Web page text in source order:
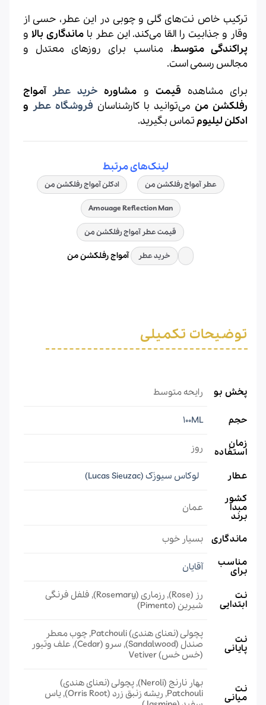
ترکیب خاص نت‌های گلی و چوبی در این عطر، حسی از
وقار و جذابیت را القا می‌کند. این عطر باماندگاری بالاو
پراکندگی متوسط، مناسب برای روزهای معتدل و
مجالس رسمی است.
برای مشاهده قیمت و مشاوره خرید عطر آمواج
رفلکشن من می‌توانید با کارشناسان فروشگاه عطر و
ادکلن لیلیومتماس بگیرید.
لینک‌های مرتبط
عطر آمواج رفلکشن من ادکلن آمواج رفلکشن من
Amouage Reflection Man
قیمت عطر آمواج رفلکشن من
خرید عطر آمواج رفلکشن من
توضیحات تکمیلی
پخش بو رایحه متوسط
حجم
100ML
زمان
استفاده روز
عطار
لوکاس سیوزَک (Lucas Sieuzac)
کشور
مبدا
برند
عمان
ماندگاری
بسیار خوب
مناسب
برای آقایان
نت
ابتدایی
رز (Rose), رزماری (Rosemary), فلفل فرنگی
شيرين (Pimento)
نت
پایانی
پچولی (نعنای هندی) Patchouli, چوب معطر
صندل (Sandalwood), سرو (Cedar), علف وتیور
(خس خس) Vetiver
نت
میانی
بهار نارنج (Neroli), پچولی (نعنای هندی)
Patchouli, ریشه زنبق زرد (Orris Root), یاس